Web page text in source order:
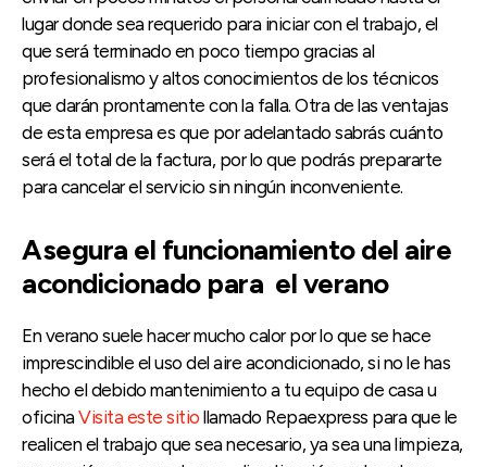
lugar donde sea requerido para iniciar con el trabajo, el
que será terminado en poco tiempo gracias al
profesionalismo y altos conocimientos de los técnicos
que darán prontamente con la falla. Otra de las ventajas
de esta empresa es que por adelantado sabrás cuánto
será el total de la factura, por lo que podrás prepararte
para cancelar el servicio sin ningún inconveniente.
Asegura el funcionamiento del aire
acondicionado para el verano
En verano suele hacer mucho calor por lo que se hace
imprescindible el uso del aire acondicionado, si no le has
hecho el debido mantenimiento a tu equipo de casa u
oficinaVisita este sitio llamado Repaexpress para que le
realicen el trabajo que sea necesario, ya sea una limpieza,